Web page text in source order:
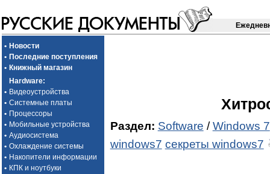
• Новости
• Последние поступления
• Книжный магазин
Hardware:
• Видеоустройства
• Системные платы
• Процессоры
• Мобильные устройства
• Аудиосистема
• Охлаждение системы
• Накопители информации
• КПК и ноутбуки
Раздел: Software /Windows 7
windows7 секреты windows7